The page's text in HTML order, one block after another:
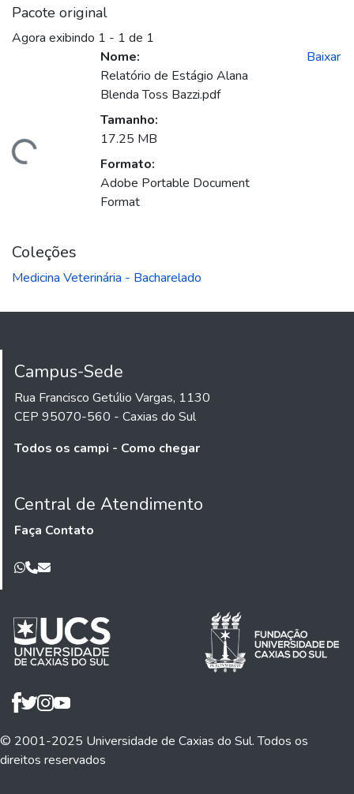
Pacote original
Agora exibindo 1 - 1 de 1
Nome:
Relatório de Estágio Alana
Blenda Toss Bazzi.pdf
Tamanho:
17.25 MB
Formato:
Adobe Portable Document
Format
Baixar
Coleções
Medicina Veterinária - Bacharelado
Campus-Sede
Rua Francisco Getúlio Vargas, 1130
CEP 95070-560 - Caxias do Sul
Todos os campi - Como chegar
Central de Atendimento
Faça Contato
© 2001-2025 Universidade de Caxias do Sul. Todos os
direitos reservados